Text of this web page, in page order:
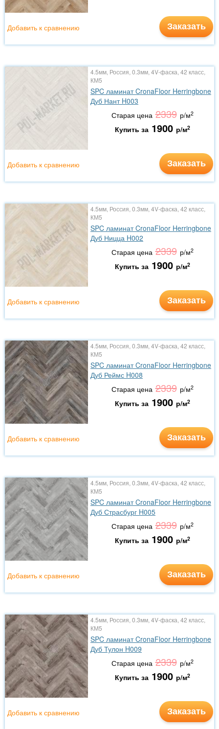
Заказать
Добавить к сравнению
4.5мм, Россия, 0.3мм, 4V-фаска, 42 класс,
КМ5
SPC ламинат CronaFloor Herringbone
Дуб Нант H003
Старая цена 2339 р/м2
Купить за 1900 р/м2
Заказать
Добавить к сравнению
4.5мм, Россия, 0.3мм, 4V-фаска, 42 класс,
КМ5
SPC ламинат CronaFloor Herringbone
Дуб Ницца H002
Старая цена 2339 р/м2
Купить за 1900 р/м2
Заказать
Добавить к сравнению
4.5мм, Россия, 0.3мм, 4V-фаска, 42 класс,
КМ5
SPC ламинат CronaFloor Herringbone
Дуб Реймс H008
Старая цена 2339 р/м2
Купить за 1900 р/м2
Заказать
Добавить к сравнению
4.5мм, Россия, 0.3мм, 4V-фаска, 42 класс,
КМ5
SPC ламинат CronaFloor Herringbone
Дуб Страсбург H005
Старая цена 2339 р/м2
Купить за 1900 р/м2
Заказать
Добавить к сравнению
4.5мм, Россия, 0.3мм, 4V-фаска, 42 класс,
КМ5
SPC ламинат CronaFloor Herringbone
Дуб Тулон H009
Старая цена 2339 р/м2
Купить за 1900 р/м2
Заказать
Добавить к сравнению